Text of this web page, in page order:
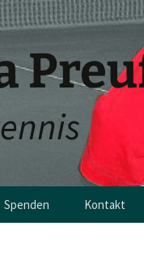
Spenden Kontakt